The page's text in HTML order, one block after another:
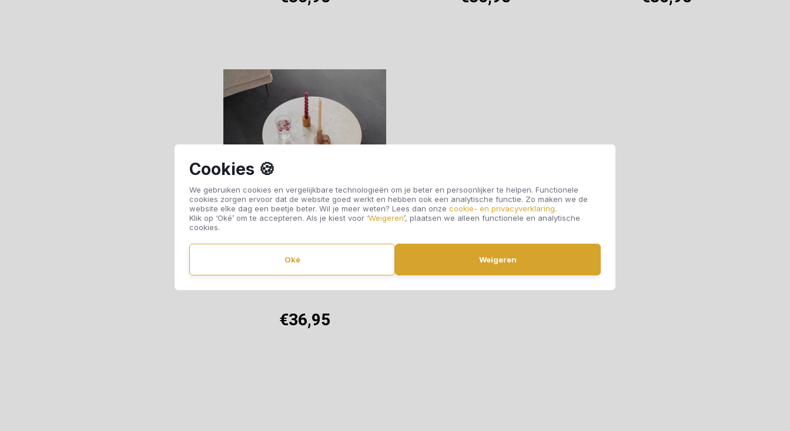
Cookies 🍪
We gebruiken cookies en vergelijkbare technologieën om je beter en persoonlijker te helpen. Functionele
cookies zorgen ervoor dat de website goed werkt en hebben ook een analytische functie. Zo maken we de
website elke dag een beetje beter. Wil je meer weten? Lees dan onze cookie- en privacyverklaring.
Klik op ‘Oké’ om te accepteren. Als je kiest voor ‘Weigeren’, plaatsen we alleen functionele en analytische
cookies.
Oké Weigeren
Ambiant Lijmstrook
€36,95